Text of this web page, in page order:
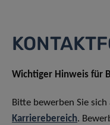
Wichtiger Hinweis für
Bitte bewerben Sie
Karrierebereich.